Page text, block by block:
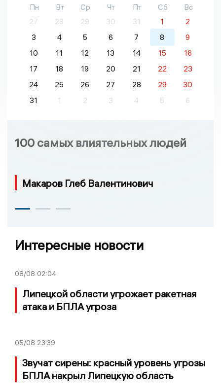
Пн Вт Ср Чт Пт Сб
Вс
27
28 29 30 31 1
2
3
4 5 6 7 8
9
10
11 12 13 14 15
16
17
18 19 20 21 22
23
24
25 26 27 28 29
30
31
1 2 3 4 5 6
100 самых влиятельных людей
Макаров Глеб Валентинович
Интересные новости
08/08 02:04
Липецкой области угрожает ракетная
атака и БПЛА угроза
05/08 23:39
Звучат сирены: красный уровень угрозы
БПЛА накрыл Липецкую область